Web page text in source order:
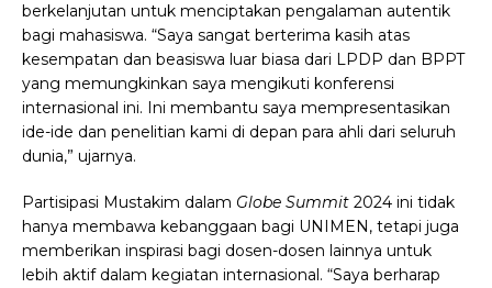
berkelanjutan untuk menciptakan pengalaman autentik
bagi mahasiswa. “Saya sangat berterima kasih atas
kesempatan dan beasiswa luar biasa dari LPDP dan BPPT
yang memungkinkan saya mengikuti konferensi
internasional ini. Ini membantu saya mempresentasikan
ide-ide dan penelitian kami di depan para ahli dari seluruh
dunia,” ujarnya.
Partisipasi Mustakim dalam Globe Summit 2024 ini tidak
hanya membawa kebanggaan bagi UNIMEN, tetapi juga
memberikan inspirasi bagi dosen-dosen lainnya untuk
lebih aktif dalam kegiatan internasional. “Saya berharap